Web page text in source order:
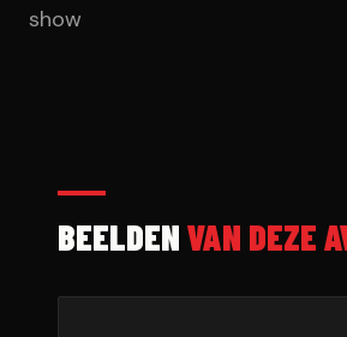
show
BEELDENVAN DEZE